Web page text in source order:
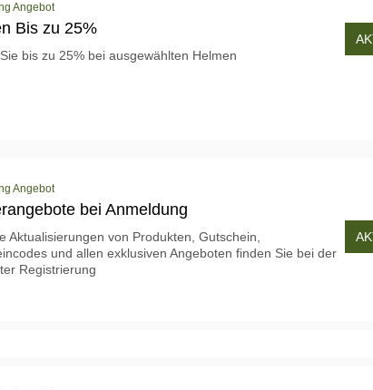
Angebot
Bis zu 25%
bis zu 25% bei ausgewählten Helmen
Angebot
bei Anmeldung
Aktualisierungen von Produkten, Gutschein,
und allen exklusiven Angeboten finden Sie bei der
Registrierung